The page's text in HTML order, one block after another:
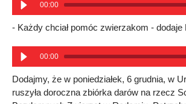
00:00
- Każdy chciał pomóc zwierzakom - dodaje
00:00
Dodajmy, że w poniedziałek, 6 grudnia, w
ruszyła doroczna zbiórka darów na rzecz